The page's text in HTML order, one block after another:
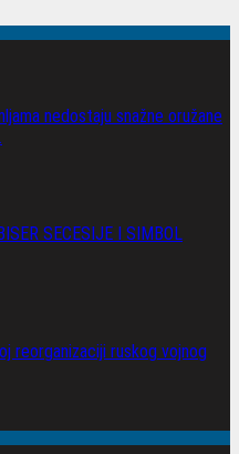
nedostaju snažne oružane
SECESIJE I SIMBOL
reorganizaciji ruskog vojnog